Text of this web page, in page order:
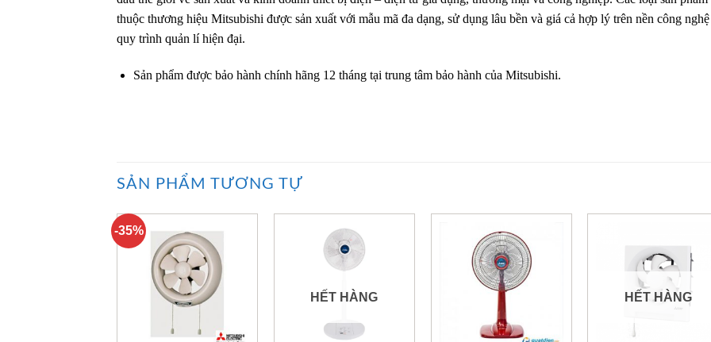
thuộc thương hiệu Mitsubishi được sản xuất với mẫu mã đa dạng, sử dụng lâu bền và giá cả hợp lý trên nền công
quy trình quản lí hiện đại.
Sản phẩm được bảo hành chính hãng 12 tháng tại trung tâm bảo hành của Mitsubishi.
SẢN PHẨM TƯƠNG TỰ
-35%
HẾT HÀNG HẾT HÀNG